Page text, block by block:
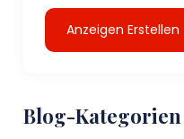
Anzeigen Erstellen
Blog-Kategorien